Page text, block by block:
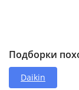
Подборки
Daikin